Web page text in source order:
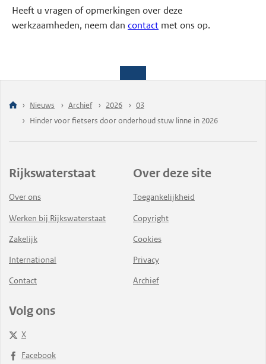
Heeft u vragen of opmerkingen over deze
werkzaamheden, neem dancontact met ons op.
Nieuws Archief 2026
03
Hinder voor fietsers door onderhoud stuw linne in 2026
Rijkswaterstaat
Over ons
Werken bij Rijkswaterstaat
Zakelijk
International
Contact
Over deze site
Toegankelijkheid
Copyright
Cookies
Privacy
Archief
Volg ons
X
Facebook